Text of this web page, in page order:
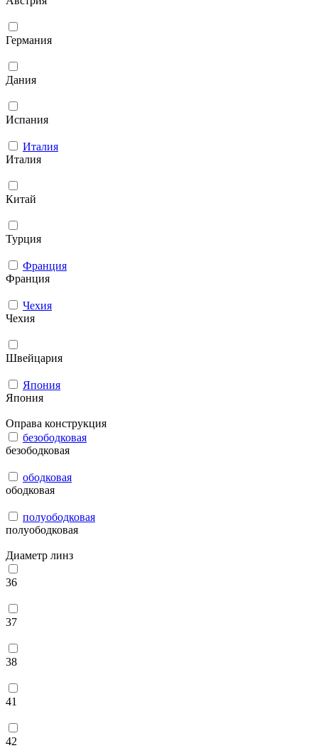
Германия
Дания
Испания
Италия
Италия
Китай
Турция
Франция
Франция
Чехия
Чехия
Швейцария
Япония
Япония
Оправа конструкция
безободковая
безободковая
ободковая
ободковая
полуободковая
полуободковая
Диаметр линз
36
37
38
41
42